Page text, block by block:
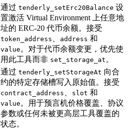
通过 tenderly_setErc20Balance 设
置激活 Virtual Environment 上任意地
址的 ERC-20 代币余额。接受
token_address address 和
value 。对于代币余额变更，优先使
用此工具而非 set_storage_at 。
通过 tenderly_setStorageAt 向合
约的特定存储槽写入原始值。接受
contract_address slot 和
value 。用于预言机价格覆盖、协议
参数或任何未被更高层工具覆盖的
状态。